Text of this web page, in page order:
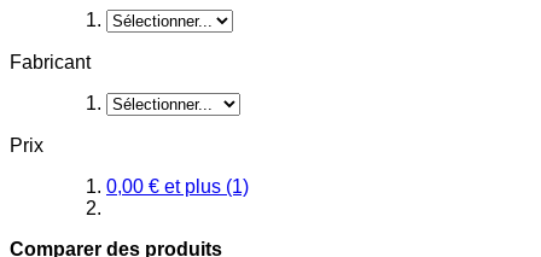
Fabricant
Prix
0,00 € et plus (1)
Comparer des produits